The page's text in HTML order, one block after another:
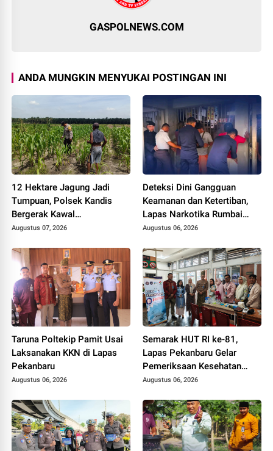
GASPOLNEWS.COM
ANDA MUNGKIN MENYUKAI POSTINGAN INI
12 Hektare Jagung Jadi
Tumpuan, Polsek Kandis
Bergerak Kawal
Swasembada Pangan
Augustus 07, 2026
Deteksi Dini Gangguan
Keamanan dan Ketertiban,
Lapas Narkotika Rumbai
Gelar Razia Rutin Blok
Augustus 06, 2026
Taruna Poltekip Pamit Usai
Laksanakan KKN di Lapas
Pekanbaru
Augustus 06, 2026
Semarak HUT RI ke-81,
Lapas Pekanbaru Gelar
Pemeriksaan Kesehatan
Gratis untuk Warga Binaan
Augustus 06, 2026